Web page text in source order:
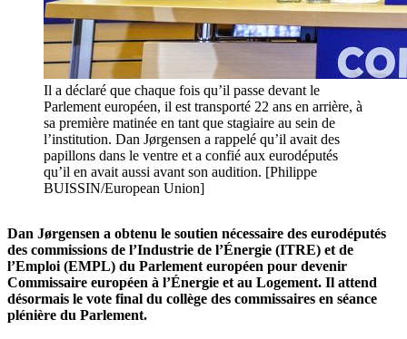
Il a déclaré que chaque fois qu’il passe devant le
Parlement européen, il est transporté 22 ans en arrière, à
sa première matinée en tant que stagiaire au sein de
l’institution. Dan Jørgensen a rappelé qu’il avait des
papillons dans le ventre et a confié aux eurodéputés
qu’il en avait aussi avant son audition. [Philippe
BUISSIN/European Union]
Dan Jørgensen a obtenu le soutien nécessaire des eurodéputés
des commissions de l’Industrie de l’Énergie (ITRE) et de
l’Emploi (EMPL) du Parlement européen pour devenir
Commissaire européen à l’Énergie et au Logement. Il attend
désormais le vote final du collège des commissaires en séance
plénière du Parlement.